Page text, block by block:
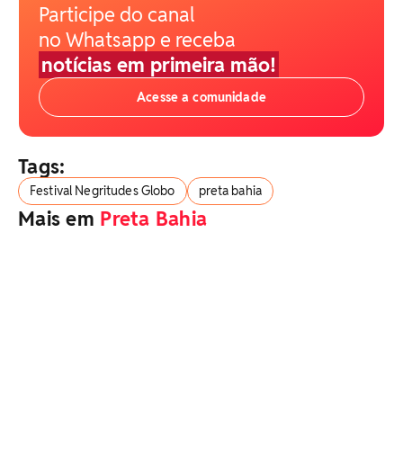
Participe do canal
no Whatsapp e receba
notícias em primeira mão!
Acesse a comunidade
Tags:
Festival Negritudes Globo preta bahia
Mais em Preta Bahia